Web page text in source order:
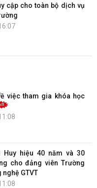
cập cho toàn bộ dịch vụ
việc tham gia khóa học
Huy hiệu 40 năm và 30
cho đảng viên Trường
GTVT